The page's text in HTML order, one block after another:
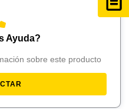
Ayuda?
sobre este producto